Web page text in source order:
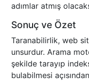
adımlar atmış
Sonuç ve Özet
Taranabilirlik, web
unsurdur. Arama
şekilde tarayıp
bulabilmesi